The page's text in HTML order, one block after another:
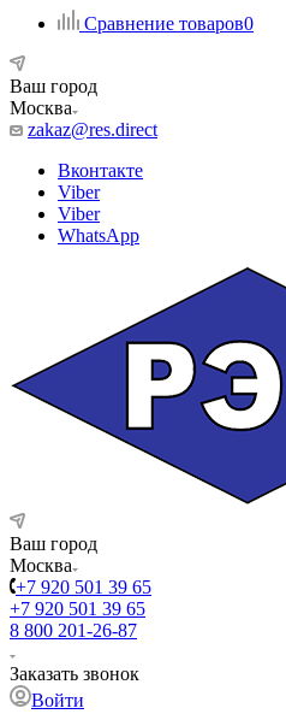
Сравнение товаров0
Ваш город
Москва
zakaz@res.direct
Вконтакте
Viber
Viber
WhatsApp
Ваш город
Москва
+7 920 501 39 65
+7 920 501 39 65
8 800 201-26-87
Заказать звонок
Войти